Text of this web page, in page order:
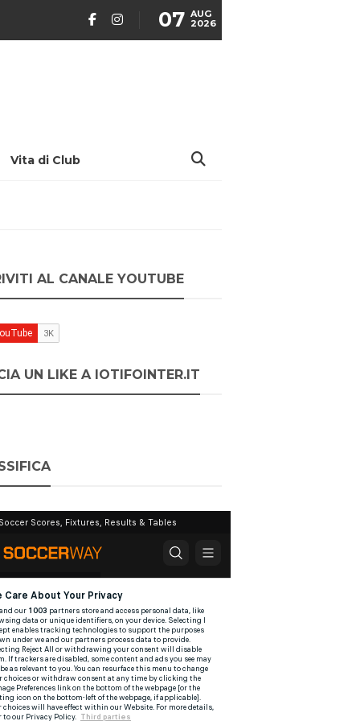
07 AUG
2026
Vita di Club
AL CANALE YOUTUBE
UN LIKE A IOTIFOINTER.IT